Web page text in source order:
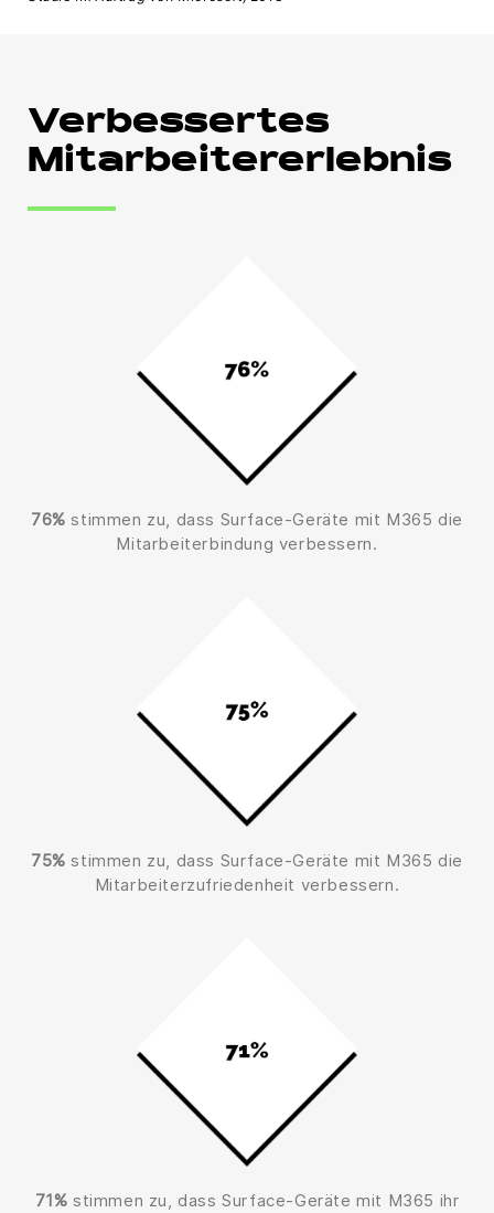
Verbessertes
Mitarbeitererlebnis
76% stimmen zu, dass Surface-Geräte mit M365 die
Mitarbeiterbindung verbessern.
75% stimmen zu, dass Surface-Geräte mit M365 die
Mitarbeiterzufriedenheit verbessern.
71% stimmen zu, dass Surface-Geräte mit M365 ihr